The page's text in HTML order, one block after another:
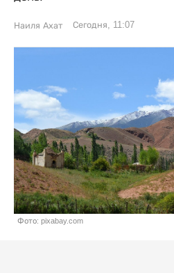
Наиля Ахат Сегодня, 11:07
Фото: pixabay.com